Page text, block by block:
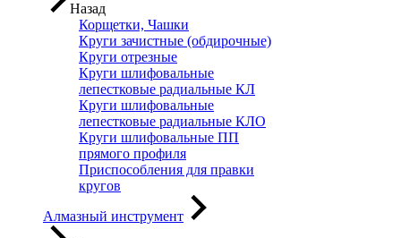
Назад
Корщетки, Чашки
Круги зачистные (обдирочные)
Круги отрезные
Круги шлифовальные
лепестковые радиальные КЛ
Круги шлифовальные
лепестковые радиальные КЛО
Круги шлифовальные ПП
прямого профиля
Приспособления для правки
кругов
Алмазный инструмент